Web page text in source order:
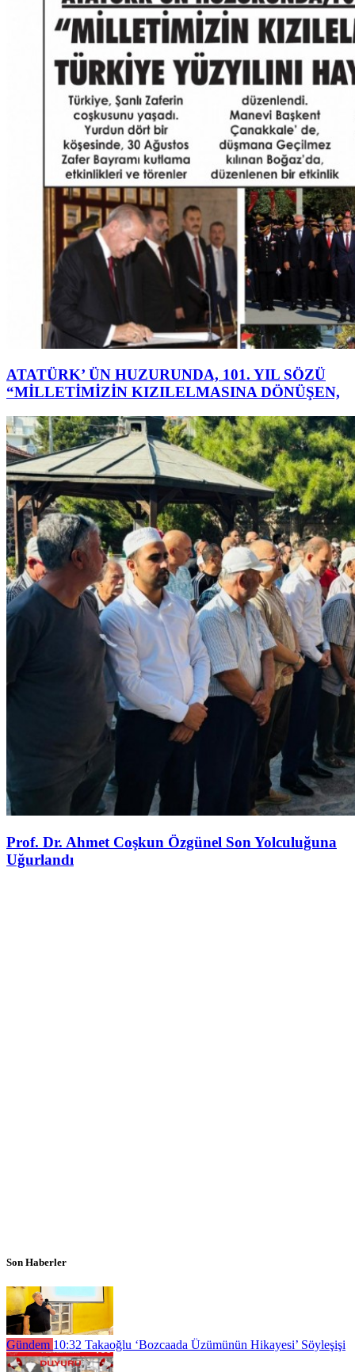
ATATÜRK’ ÜN HUZURUNDA, 101. YIL SÖZÜ
“MİLLETİMİZİN KIZILELMASINA DÖNÜŞEN,
Prof. Dr. Ahmet Coşkun Özgünel Son Yolculuğuna
Uğurlandı
Son Haberler
Gündem 10:32 Takaoğlu ‘Bozcaada Üzümünün Hikayesi’ Söyleşişi